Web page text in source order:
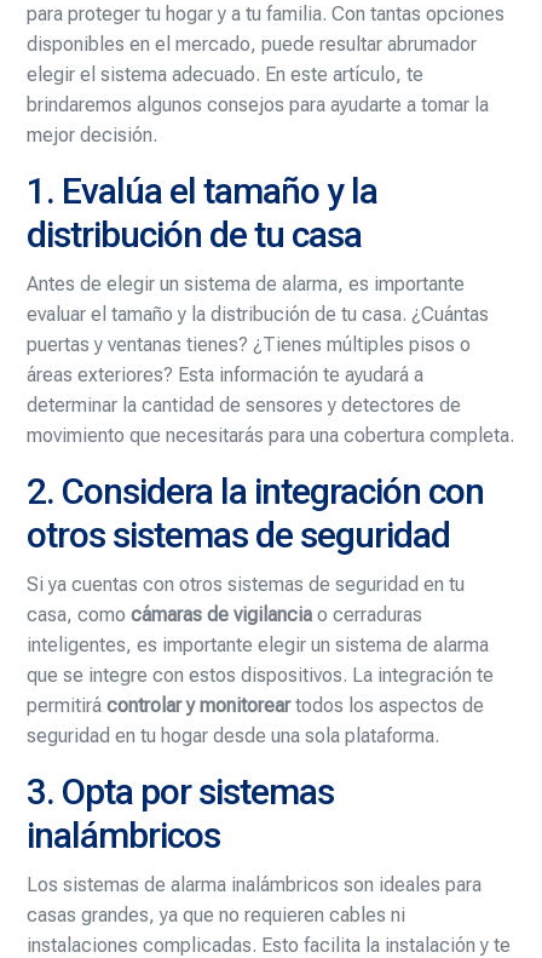
para proteger tu hogar y a tu familia. Con tantas opciones
disponibles en el mercado, puede resultar abrumador
elegir el sistema adecuado. En este artículo, te
brindaremos algunos consejos para ayudarte a tomar la
mejor decisión.
1. Evalúa el tamaño y la
distribución de tu casa
Antes de elegir un sistema de alarma, es importante
evaluar el tamaño y la distribución de tu casa. ¿Cuántas
puertas y ventanas tienes? ¿Tienes múltiples pisos o
áreas exteriores? Esta información te ayudará a
determinar la cantidad de sensores y detectores de
movimiento que necesitarás para una cobertura completa.
2. Considera la integración con
otros sistemas de seguridad
Si ya cuentas con otros sistemas de seguridad en tu
casa, comocámaras de vigilancia o cerraduras
inteligentes, es importante elegir un sistema de alarma
que se integre con estos dispositivos. La integración te
permitirácontrolar y monitoreartodos los aspectos de
seguridad en tu hogar desde una sola plataforma.
3. Opta por sistemas
inalámbricos
Los sistemas de alarma inalámbricos son ideales para
casas grandes, ya que no requieren cables ni
instalaciones complicadas. Esto facilita la instalación y te